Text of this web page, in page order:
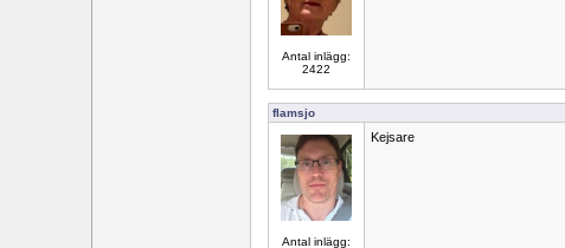
Antal inlägg:
2422
flamsjo
Antal inlägg:
Kejsare